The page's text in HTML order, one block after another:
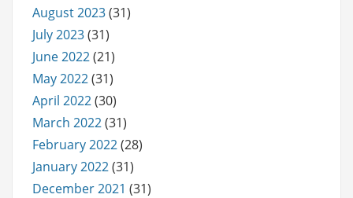
August 2023(31)
July 2023(31)
June 2022(21)
May 2022(31)
April 2022(30)
March 2022(31)
February 2022(28)
January 2022(31)
December 2021 (31)